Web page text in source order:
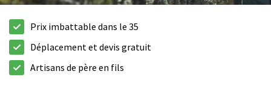
Prix imbattable dans le 35
Déplacement et devis gratuit
Artisans de père en fils